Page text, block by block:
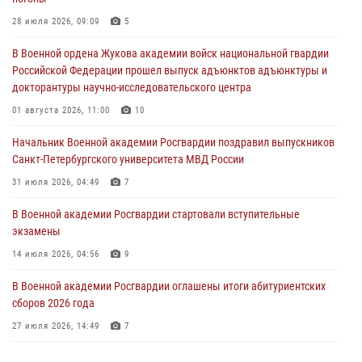
получившим очередные воинские звания, торжественно вручены
погоны
В Военной академии Росгвардии оглашены итоги абитуриентских
сборов 2026 года
27 июля 2026, 14:49 7
Военная академия информирует!
28 июля 2026, 09:09 5
В Военной ордена Жукова академии войск национальной гвардии
Российской Федерации прошел выпуск адъюнктов адъюнктуры и
докторантуры научно-исследовательского центра
01 августа 2026, 11:00 10
Начальник Военной академии Росгвардии поздравил выпускников
Санкт-Петербургского университета МВД России
31 июля 2026, 04:49 7
В Военной академии Росгвардии стартовали вступительные
экзамены
14 июля 2026, 04:56 9
В Военной академии Росгвардии оглашены итоги абитуриентских
сборов 2026 года
27 июля 2026, 14:49 7